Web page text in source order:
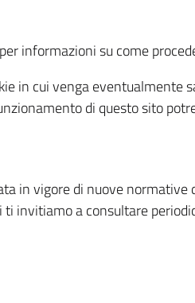
informazioni su come
in cui venga eventualmente
di questo sito
in vigore di nuove normative
invitiamo a consultare